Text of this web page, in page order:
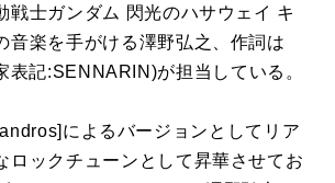
戦士ガンダム 閃光のハサウェイ キ
音楽を手がける澤野弘之、作詞は
表記:SENNARIN)が担当している。
によるバージョンとしてリア
ロックチューンとして昇華させてお